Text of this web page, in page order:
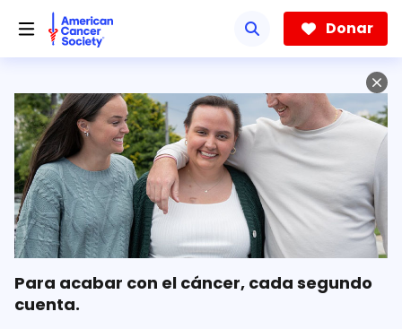
hacia
contenido
Donar
Para acabar con el cáncer, cada segundo
cuenta.